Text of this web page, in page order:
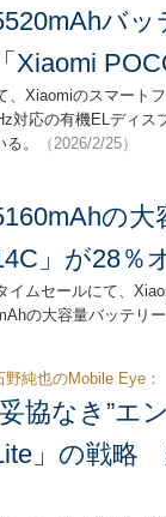
バ
「Xiaomi
、Xiaomiのスマート
対応の有機ELディ
。
（2026/2/25）
の大
」が28％
イムセールにて、
の大容量バッテリ
野純也のMobile Eye：
協なき”エ
」の戦略